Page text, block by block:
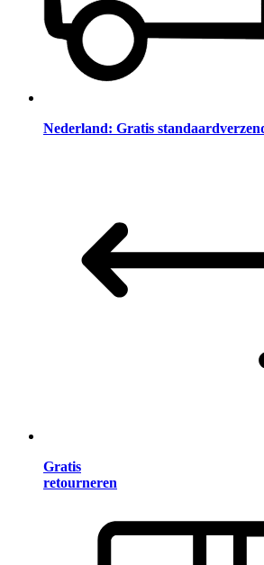
Nederland: Gratis
Gratis
retourneren